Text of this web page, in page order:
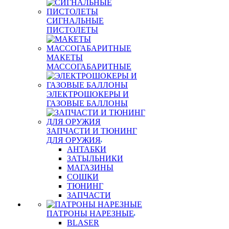
СИГНАЛЬНЫЕ
ПИСТОЛЕТЫ
МАКЕТЫ
МАССОГАБАРИТНЫЕ
ЭЛЕКТРОШОКЕРЫ И
ГАЗОВЫЕ БАЛЛОНЫ
ЗАПЧАСТИ И ТЮНИНГ
ДЛЯ ОРУЖИЯ
АНТАБКИ
ЗАТЫЛЬНИКИ
МАГАЗИНЫ
СОШКИ
ТЮНИНГ
ЗАПЧАСТИ
ПАТРОНЫ НАРЕЗНЫЕ
BLASER